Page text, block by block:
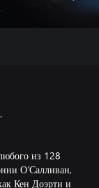
из 128
О’Салливан,
Кен Доэрти и